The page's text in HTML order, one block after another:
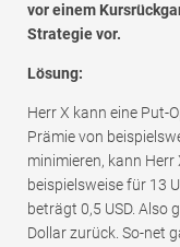
vor einem
Strategie vor.
Lösung:
Herr X kann eine Put-
Prämie von
minimieren, kann Herr
beispielsweise für 13
beträgt 0,5 USD. Also
Dollar zurück. So-net